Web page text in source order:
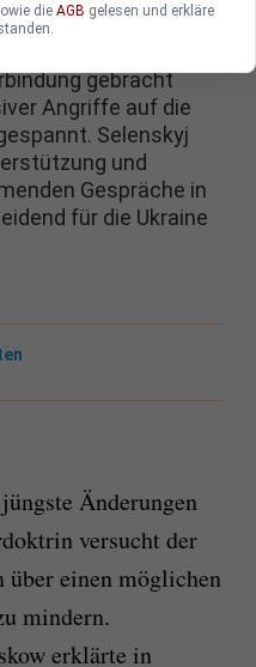
dass der
gebracht
Angriffe auf die
Selenskyj
und
Gespräche in
für die Ukraine
Änderungen
versucht der
einen möglichen
mindern.
erklärte in
die AGB gelesen und erkläre